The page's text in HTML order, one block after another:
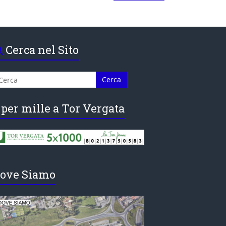
Cerca nel Sito
per mille a Tor Vergata
Siamo